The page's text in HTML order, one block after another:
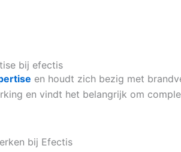
bij efectis
en houdt zich bezig met
en vindt het belangrijk om